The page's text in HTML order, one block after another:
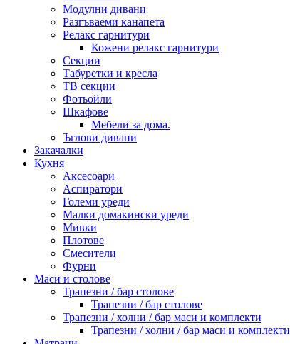
Модулни дивани
Разгъваеми канапета
Релакс гарнитури
Кожени релакс гарнитури
Секции
Табуретки и кресла
ТВ секции
Фотьойли
Шкафове
Мебели за дома.
Ъглови дивани
Закачалки
Кухня
Аксесоари
Аспиратори
Големи уреди
Малки домакински уреди
Мивки
Плотове
Смесители
Фурни
Маси и столове
Трапезни / бар столове
Трапезни / бар столове
Трапезни / холни / бар маси и комплекти
Трапезни / холни / бар маси и комплекти